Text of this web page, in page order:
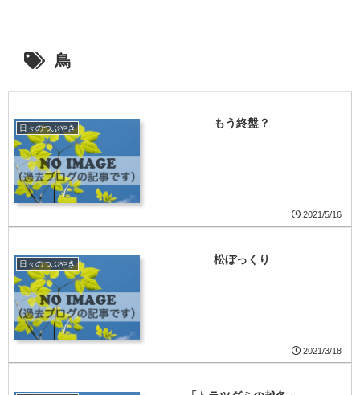
鳥
日々のつぶやき もう終盤？
2021/5/16
日々のつぶやき 松ぼっくり
2021/3/18